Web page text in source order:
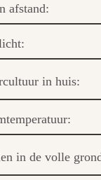
afstand:
in huis:
in de volle